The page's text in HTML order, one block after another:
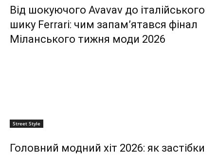
Від шокуючого Avavav до італійського
шику Ferrari: чим запам’ятався фінал
Міланського тижня моди 2026
Street Style
Головний модний хіт 2026: як застібки